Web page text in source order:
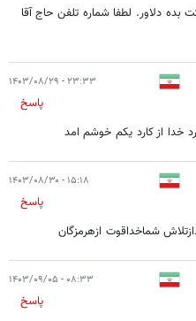
بده دلاور. لطفا شماره تلفن حاج آقا
۲۳:۳۳ - ۱۴۰۳/۰۸/۲۹
پاسخ
از کارد یکم خوشم امد
۱۵:۱۸ - ۱۴۰۳/۰۸/۳۰
پاسخ
شماخداقوت ازهرمزگان
۰۸:۳۳ - ۱۴۰۳/۰۹/۰۵
پاسخ